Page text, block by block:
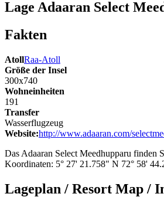
Lage Adaaran Select
Fakten
AtollRaa-Atoll
Größe der Insel
300x740
Wohneinheiten
191
Transfer
Wasserflugzeug
Website:http://www.adaaran.com/
Das Adaaran Select Meedhupparu finden
Koordinaten: 5° 27' 21.758" N 72° 58'
Lageplan / Resort Map /